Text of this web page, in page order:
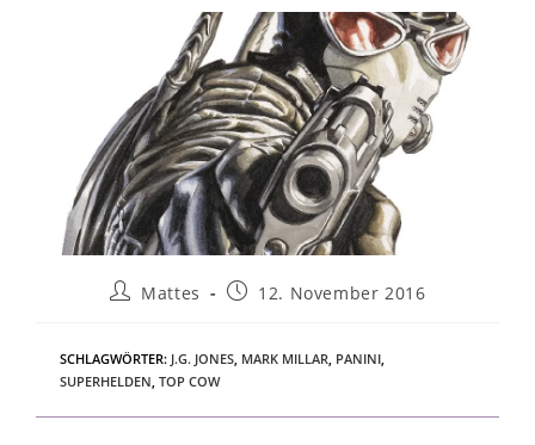
Mattes 12. November 2016
SCHLAGWÖRTER: J.G. JONES MARK MILLAR PANINI
SUPERHELDEN TOP COW